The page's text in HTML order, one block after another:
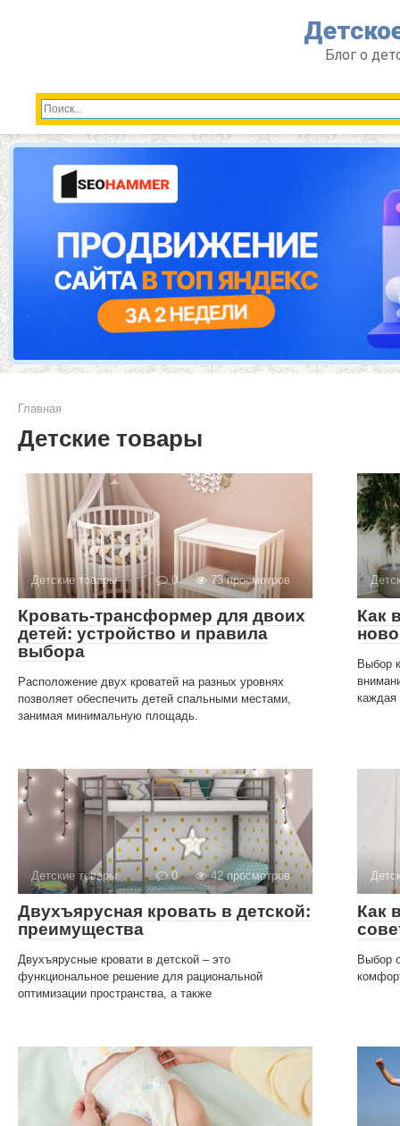
Блог о
Главная
Детские товары
Детские товары 0 73 просмотров
Кровать-трансформер для двоих
детей: устройство и правила
выбора
Расположение двух кроватей на разных уровнях
позволяет обеспечить детей спальными местами,
занимая минимальную площадь.
Как
Выбор
каждая
Детские товары 0 42 просмотров
Двухъярусная кровать в детской:
преимущества
Двухъярусные кровати в детской – это
функциональное решение для рациональной
оптимизации пространства, а также
Как
Выбор